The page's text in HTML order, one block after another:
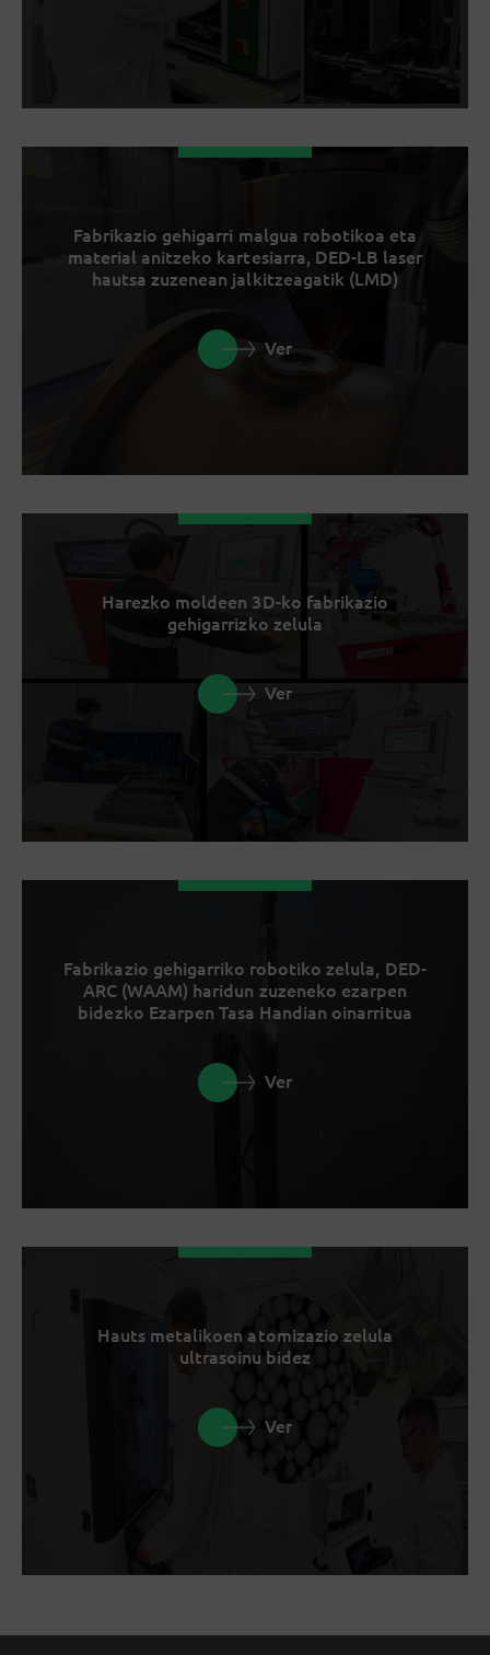
Fabrikazio gehigarri malgua robotikoa eta
material anitzeko kartesiarra, DED-LB laser
hautsa zuzenean jalkitzeagatik (LMD)
Ver
Harezko moldeen 3D-ko fabrikazio
gehigarrizko zelula
Ver
Fabrikazio gehigarriko robotiko zelula, DED-
ARC (WAAM) haridun zuzeneko ezarpen
bidezko Ezarpen Tasa Handian oinarritua
Ver
Hauts metalikoen atomizazio zelula
ultrasoinu bidez
Ver